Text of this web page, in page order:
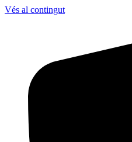
Vés al contingut